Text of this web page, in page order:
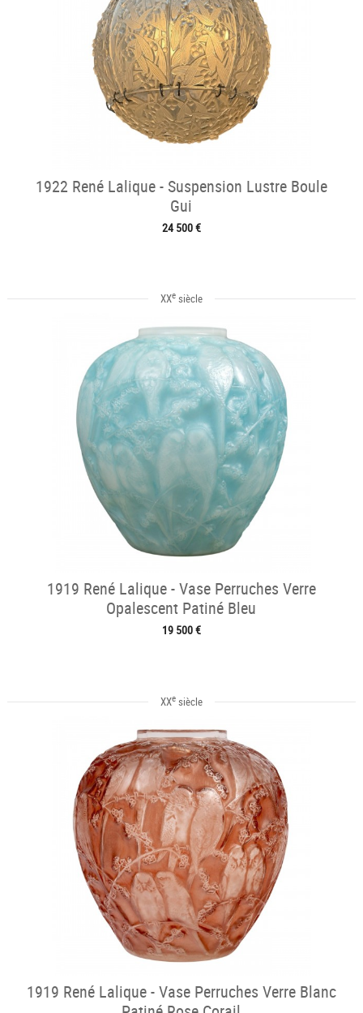
1922 René Lalique - Suspension Lustre Boule
Gui
24 500 €
XXesiècle
1919 René Lalique - Vase Perruches Verre
Opalescent Patiné Bleu
19 500 €
XXesiècle
1919 René Lalique - Vase Perruches Verre Blanc